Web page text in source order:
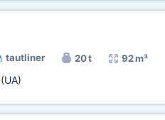
tautliner 20 t 92 m³
(UA)